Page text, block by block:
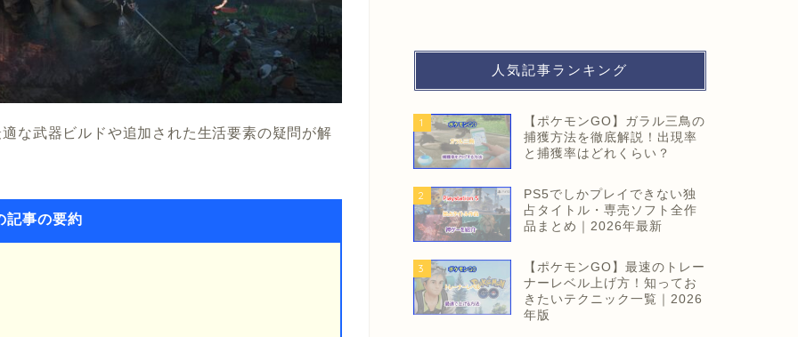
な武器ビルドや追加された生活要素の疑問が解
記事の要約
人気記事ランキング
1
【ポケモンGO】ガラル三鳥の
捕獲方法を徹底解説！出現率
と捕獲率はどれくらい？
2
PS5でしかプレイできない独
占タイトル・専売ソフト全作
品まとめ｜2026年最新
3
【ポケモンGO】最速のトレー
ナーレベル上げ方！知ってお
きたいテクニック一覧｜2026
年版